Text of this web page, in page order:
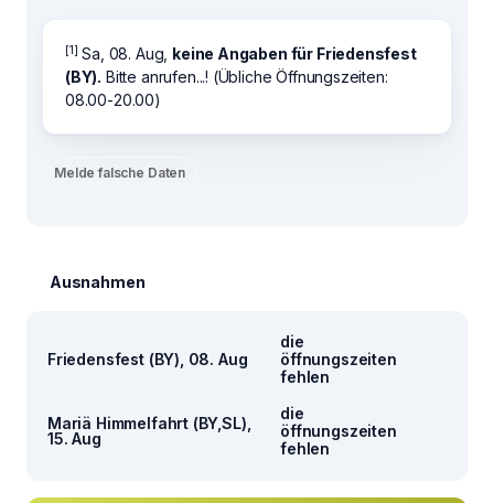
[1] Sa, 08. Aug, keine Angaben für Friedensfest
(BY). Bitte anrufen...! (Übliche Öffnungszeiten:
08.00-20.00)
Melde falsche Daten
Ausnahmen
Friedensfest (BY), 08. Aug
die
öffnungszeiten
fehlen
Mariä Himmelfahrt (BY,SL),
15. Aug
die
öffnungszeiten
fehlen